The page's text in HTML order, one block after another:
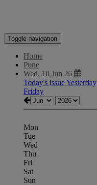
Toggle navigation
Home
Pune
Wed, 10 Jun 26
Today's issueYesterday
Friday
Mon
Tue
Wed
Thu
Fri
Sat
Sun